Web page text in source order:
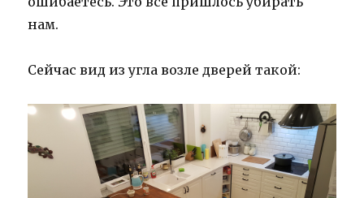
нам.
Сейчас вид из угла возле дверей такой: